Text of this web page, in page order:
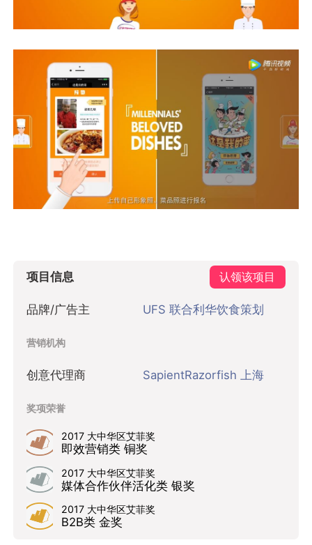
项目信息 认领该项目
品牌/广告主 UFS 联合利华饮食策划
营销机构
创意代理商 SapientRazorfish 上海
奖项荣誉
2017 大中华区艾菲奖
即效营销类 铜奖
2017 大中华区艾菲奖
媒体合作伙伴活化类 银奖
2017 大中华区艾菲奖
B2B类 金奖